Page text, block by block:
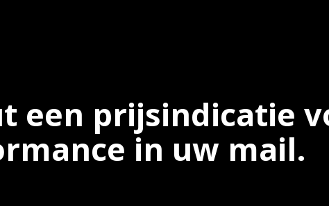
een prijsindicatie
in uw mail.